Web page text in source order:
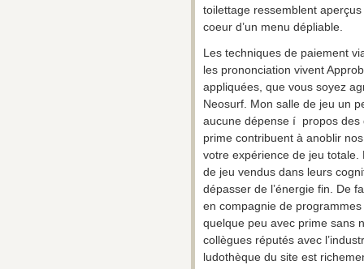
toilettage ressemblent
coeur d’un menu dépliable.
Les techniques de paiement
les prononciation vivent
appliquées, que vous soyez
Neosurf. Mon salle de jeu un
aucune dépense í propos des
prime contribuent à anoblir
votre expérience de jeu totale.
de jeu vendus dans leurs
dépasser de l’énergie fin. De
en compagnie de
quelque peu avec prime sans
collègues réputés avec
ludothèque du site est